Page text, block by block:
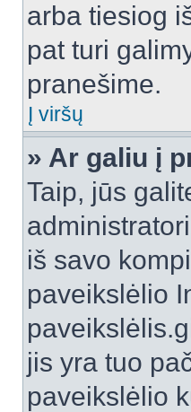
arba tiesiog
pat turi
pranešime.
Į viršų
» Ar galiu į
Taip, jūs
iš savo
paveikslėlio
jis yra tuo
paveikslėlio